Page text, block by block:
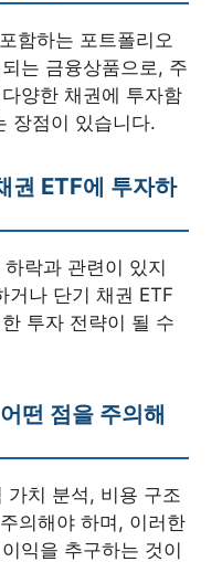
함하는 포트폴리오
는 금융상품으로, 주
양한 채권에 투자함
장점이 있습니다.
권 ETF에 투자하
락과 관련이 있지
거나 단기 채권 ETF
투자 전략이 될 수
떤 점을 주의해
가치 분석, 비용 구조
의해야 하며, 이러한
익을 추구하는 것이